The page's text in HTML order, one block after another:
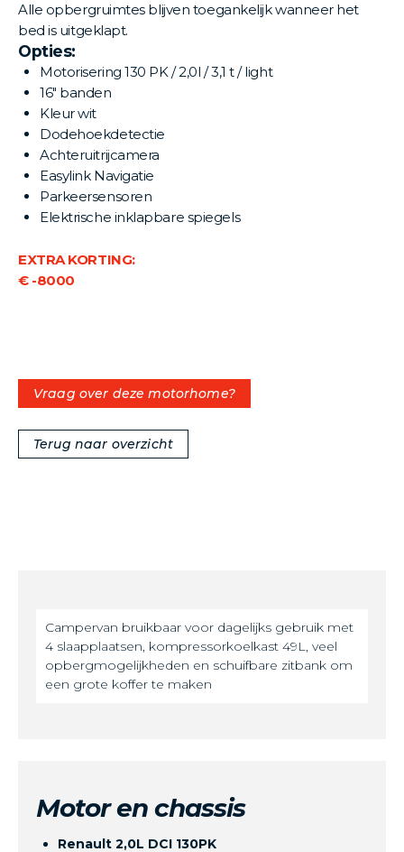
Alle opbergruimtes blijven toegankelijk wanneer het
bed is uitgeklapt.
Opties:
Motorisering 130 PK / 2,0l / 3,1 t / light
16" banden
Kleur wit
Dodehoekdetectie
Achteruitrijcamera
Easylink Navigatie
Parkeersensoren
Elektrische inklapbare spiegels
EXTRA KORTING:
€ -8000
Vraag over deze motorhome?
Terug naar overzicht
Campervan bruikbaar voor dagelijks gebruik met
4 slaapplaatsen, kompressorkoelkast 49L, veel
opbergmogelijkheden en schuifbare zitbank om
een grote koffer te maken
Motor en chassis
Renault 2,0L DCI 130PK